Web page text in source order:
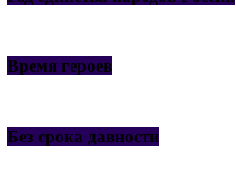
Время героев
Без срока давности